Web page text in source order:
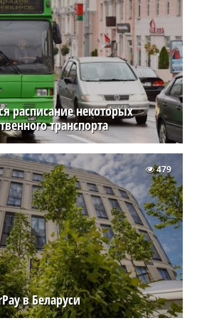
расписание некоторых
транспорта
в Беларуси
479